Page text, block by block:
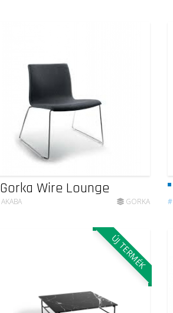
Gorka Wire Lounge
AKABA GORKA #
ÚJ TERMÉK